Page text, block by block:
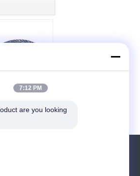
Pengisian Untuk
Refiner
7:12 PM
are you looking